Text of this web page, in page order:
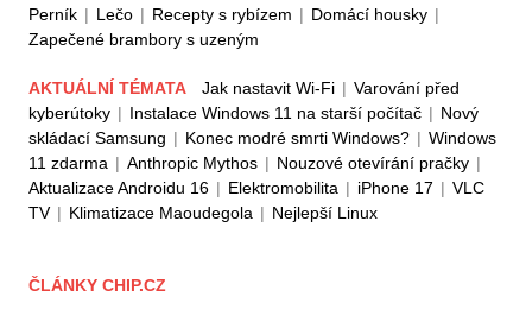
Perník | Lečo | Recepty s rybízem | Domácí housky |
Zapečené brambory s uzeným
AKTUÁLNÍ TÉMATA Jak nastavit Wi-Fi | Varování před
kyberútoky | Instalace Windows 11 na starší počítač | Nový
skládací Samsung | Konec modré smrti Windows? | Windows
11 zdarma | Anthropic Mythos | Nouzové otevírání pračky |
Aktualizace Androidu 16 | Elektromobilita | iPhone 17 | VLC
TV | Klimatizace Maoudegola | Nejlepší Linux
ČLÁNKY CHIP.CZ